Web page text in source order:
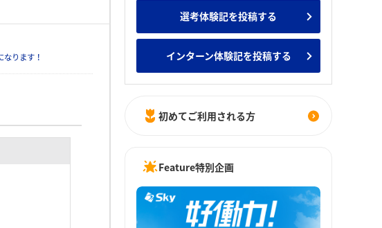
みんなの新卒就職人気企業ランキング みんなのインターン人気企業ランキ
ります！
選考体験記を投稿する
インターン体験記を投稿する
初めてご利用される方
Feature特別企画